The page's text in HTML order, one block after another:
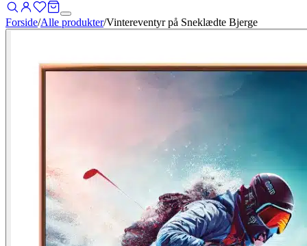
Forside/Alle produkter/Vintereventyr på Sneklædte Bjerge